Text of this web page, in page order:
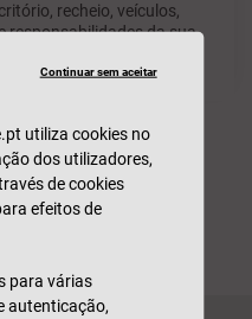
recheio, veículos,
responsabilidades da sua
Pacote T
Continuar sem aceitar
utiliza cookies no
dos utilizadores,
de cookies
efeitos de
para várias
autenticação,